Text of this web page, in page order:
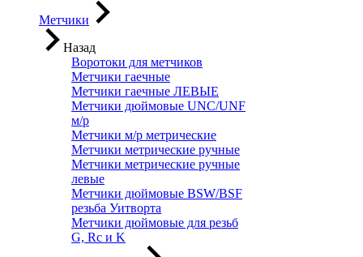
Метчики
Назад
Воротоки для метчиков
Метчики гаечные
Метчики гаечные ЛЕВЫЕ
Метчики дюймовые UNC/UNF
м/р
Метчики м/р метрические
Метчики метрические ручные
Метчики метрические ручные
левые
Метчики дюймовые BSW/BSF
резьба Уитворта
Метчики дюймовые для резьб
G, Rc и K